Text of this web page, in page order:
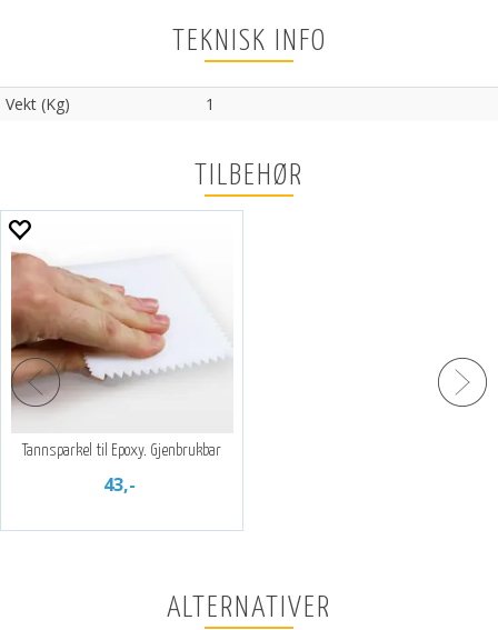
TEKNISK INFO
Vekt (Kg) 1
TILBEHØR
Tannsparkel til Epoxy. Gjenbrukbar
43,-
ALTERNATIVER